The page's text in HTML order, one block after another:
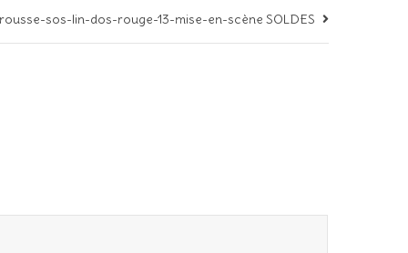
sos-lin-dos-rouge-13-mise-en-scène SOLDES